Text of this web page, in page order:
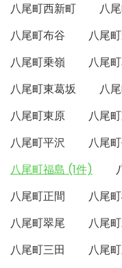
八尾町西新町
八
八尾町布谷
八尾
八尾町乗嶺
八尾
八尾町東葛坂
八
八尾町東原
八尾
八尾町平沢
八尾
八尾町福島 (1件)
八尾町正間
八尾
八尾町翠尾
八尾
八尾町三田
八尾